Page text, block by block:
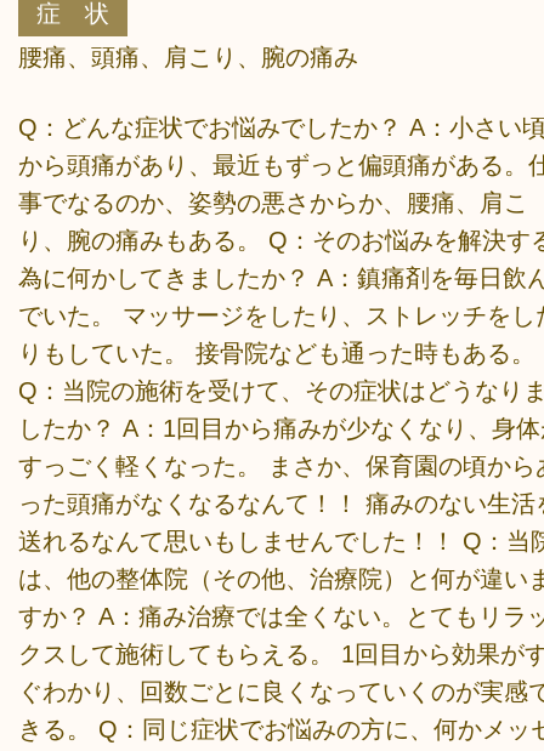
症 状
腰痛、頭痛、肩こり、腕の痛み
Q：どんな症状でお悩みでしたか？ A：小さい
から頭痛があり、最近もずっと偏頭痛がある。
事でなるのか、姿勢の悪さからか、腰痛、肩こ
り、腕の痛みもある。 Q：そのお悩みを解決す
為に何かしてきましたか？ A：鎮痛剤を毎日飲
でいた。 マッサージをしたり、ストレッチをし
りもしていた。 接骨院なども通った時もある。
Q：当院の施術を受けて、その症状はどうなり
したか？ A：1回目から痛みが少なくなり、身
すっごく軽くなった。 まさか、保育園の頃から
った頭痛がなくなるなんて！！ 痛みのない生活
送れるなんて思いもしませんでした！！ Q：当
は、他の整体院（その他、治療院）と何が違い
すか？ A：痛み治療では全くない。とてもリラ
クスして施術してもらえる。 1回目から効果が
ぐわかり、回数ごとに良くなっていくのが実感
きる。 Q：同じ症状でお悩みの方に、何かメッ